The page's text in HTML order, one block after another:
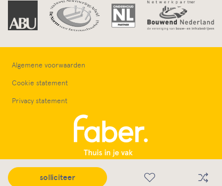
Wat wij biedensolliciteer
Algemene voorwaarden
Cookie statement
Privacy statement